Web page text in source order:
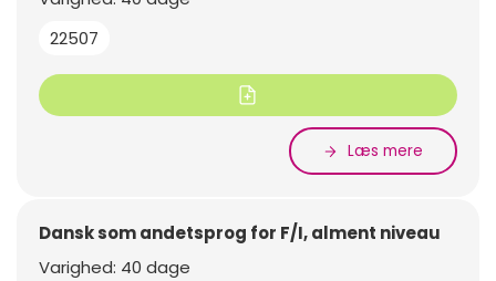
22507
Læs mere
Dansk som andetsprog for F/I, alment niveau
Varighed: 40 dage